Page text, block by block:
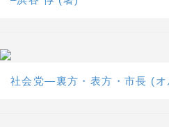
社会党―裏方・表方・市長 (